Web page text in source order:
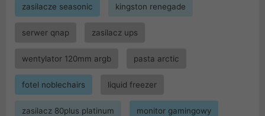
zasilacze seasonic kingston renegade
serwer qnap zasilacz ups
wentylator 120mm argb pasta arctic
fotel noblechairs liquid freezer
zasilacz 80plus platinum monitor gamingowy